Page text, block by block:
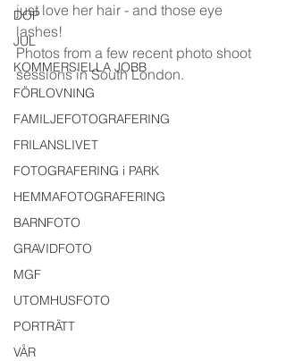
DOP
JUL
KOMMERSIELLA JOBB
FÖRLOVNING
FAMILJEFOTOGRAFERING
FRILANSLIVET
FOTOGRAFERING i PARK
HEMMAFOTOGRAFERING
BARNFOTO
GRAVIDFOTO
MGF
UTOMHUSFOTO
PORTRÄTT
VÅR
just love her hair - and those eye
lashes!
Photos from a few recent photo shoot
sessions in South London.